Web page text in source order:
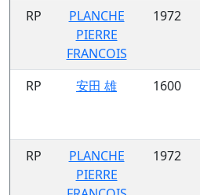
RP
PLANCHE
PIERRE
FRANCOIS
1972
RP 安田 雄 1600
RP
PLANCHE
PIERRE
1972